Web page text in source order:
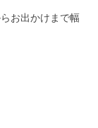
お出かけまで幅